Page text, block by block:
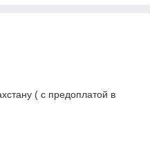
( с предоплатой в